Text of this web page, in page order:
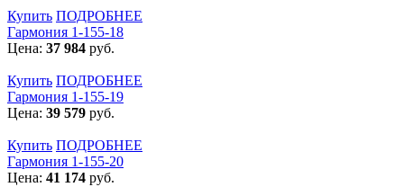
Купить ПОДРОБНЕЕ
Гармония 1-155-18
Цена: 37 984 руб.
Купить ПОДРОБНЕЕ
Гармония 1-155-19
Цена: 39 579 руб.
Купить ПОДРОБНЕЕ
Гармония 1-155-20
Цена: 41 174 руб.